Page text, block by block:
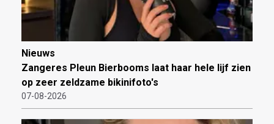
Nieuws
Zangeres Pleun Bierbooms laat haar hele lijf zien
op zeer zeldzame bikinifoto's
07-08-2026